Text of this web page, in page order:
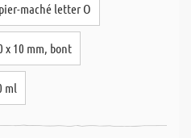
maché letter O
x 10 mm, bont
ml